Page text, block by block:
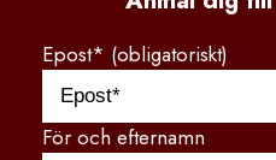
Epost* (obligatoriskt)
För och efternamn